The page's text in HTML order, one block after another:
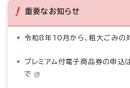
重要なお知らせ
令和8年10月から、粗大ごみの
プレミアム付電子商品券の申込
で